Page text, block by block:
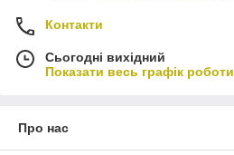
Контакти
Сьогодні вихідний
Показати весь графік роботи
Про нас